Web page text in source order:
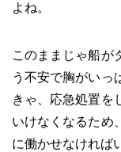
よね。
このままじゃ船が
う不安で胸がいっ
きゃ、応急処置を
いけなくなるため
に働かせなければ